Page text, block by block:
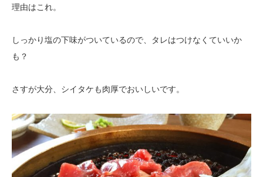
理由はこれ。
しっかり塩の下味がついているので、タレはつけなくていいか
も？
さすが大分、シイタケも肉厚でおいしいです。